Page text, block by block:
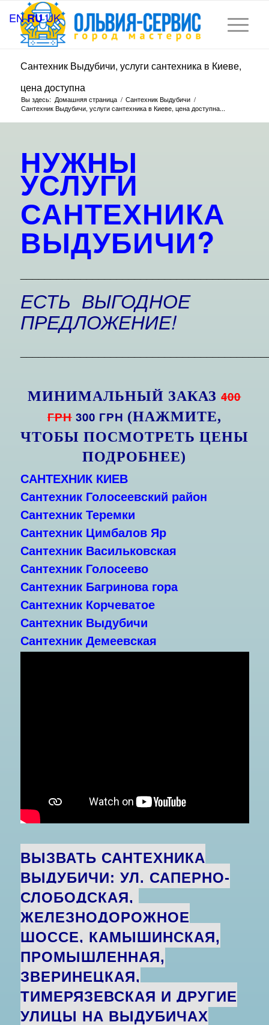
Сантехник Выдубичи, услуги сантехника в Киеве,
цена доступна
Вы здесь: Домашняя страница / Сантехник Выдубичи /
Сантехник Выдубичи, услуги сантехника в Киеве, цена доступна...
НУЖНЫ
УСЛУГИ
САНТЕХНИКА
ВЫДУБИЧИ?
ЕСТЬ ВЫГОДНОЕ
ПРЕДЛОЖЕНИЕ!
МИНИМАЛЬНЫЙ ЗАКАЗ400
ГРН 300 ГРН (НАЖМИТЕ,
ЧТОБЫ ПОСМОТРЕТЬ ЦЕНЫ
ПОДРОБНЕЕ)
САНТЕХНИК КИЕВ
Сантехник Голосеевский район
Сантехник Теремки
Сантехник Цимбалов Яр
Сантехник Васильковская
Сантехник Голосеево
Сантехник Багринова гора
Сантехник Корчеватое
Сантехник Выдубичи
Сантехник Демеевская
ВЫЗВАТЬ САНТЕХНИКА
ВЫДУБИЧИ: УЛ. САПЕРНО-
СЛОБОДСКАЯ,
ЖЕЛЕЗНОДОРОЖНОЕ
ШОССЕ, КАМЫШИНСКАЯ,
ПРОМЫШЛЕННАЯ,
ЗВЕРИНЕЦКАЯ,
ТИМЕРЯЗЕВСКАЯ И ДРУГИЕ
УЛИЦЫ НА ВЫДУБИЧАХ
ENRUUK